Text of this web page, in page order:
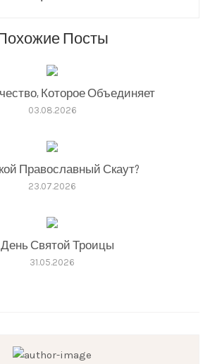
Посты
Которое Объединяет
03.08.2026
Православный Скаут?
23.07.2026
Святой Троицы
31.05.2026